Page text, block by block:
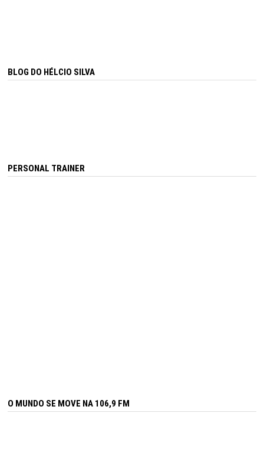
BLOG DO HÉLCIO SILVA
PERSONAL TRAINER
O MUNDO SE MOVE NA 106,9 FM